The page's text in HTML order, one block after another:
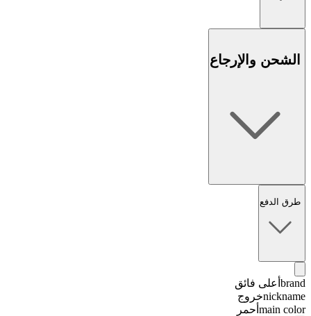
الشحن والإرجاع
طرق الدفع
brand أعلى فائق
nicknameخروج
main color أحمر